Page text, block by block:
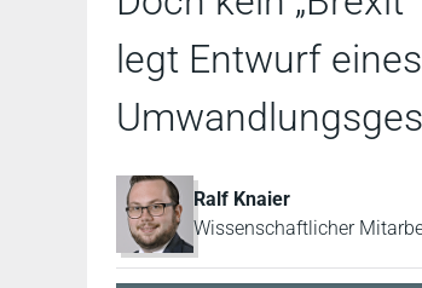
legt Entwurf
Ralf Knaier
Wissenschaftlicher